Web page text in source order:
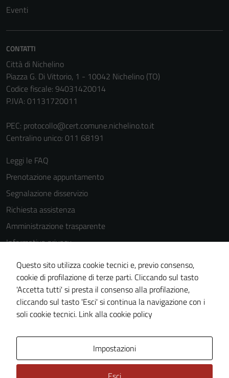
Eventi
CONTATTI
Città di Nichelino
Piazza G. Di Vittorio, 1 - 10042 Nichelino (TO)
Codice fiscale: 94031420014
P.IVA: 01131720011
PEC: protocollo@cert.comune.nichelino.to.it
Centralino unico: 011 68191
Leggi le FAQ
Prenotazione appuntamento
Segnalazione disservizio
Richiesta assistenza
Amministrazione trasparente
Informativa privacy
Cookie Policy
Note legali
Dichiarazione di accessibilità
Piano di miglioramento del sito
Questo sito utilizza cookie tecnici e, previo consenso,
cookie di profilazione di terze parti. Cliccando sul tasto
'Accetta tutti' si presta il consenso alla profilazione,
cliccando sul tasto 'Esci' si continua la navigazione con i
soli cookie tecnici. Link alla cookie policy
Impostazioni
possono
non raccolgono